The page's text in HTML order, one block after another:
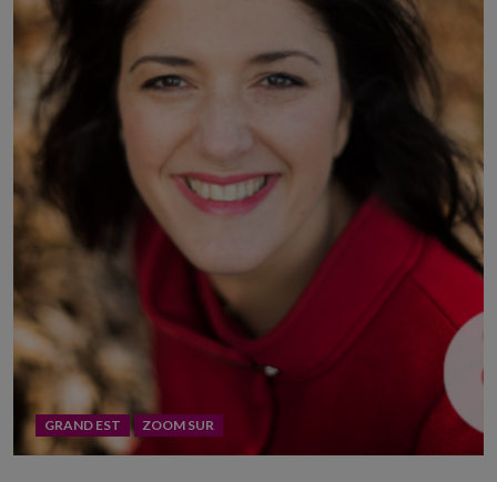
GRAND EST ZOOM SUR